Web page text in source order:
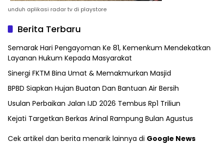
unduh aplikasi radar tv di playstore
Berita Terbaru
Semarak Hari Pengayoman Ke 81, Kemenkum Mendekatkan
Layanan Hukum Kepada Masyarakat
Sinergi FKTM Bina Umat & Memakmurkan Masjid
BPBD Siapkan Hujan Buatan Dan Bantuan Air Bersih
Usulan Perbaikan Jalan IJD 2026 Tembus Rp1 Triliun
Kejati Targetkan Berkas Arinal Rampung Bulan Agustus
Cek artikel dan berita menarik lainnya di Google News